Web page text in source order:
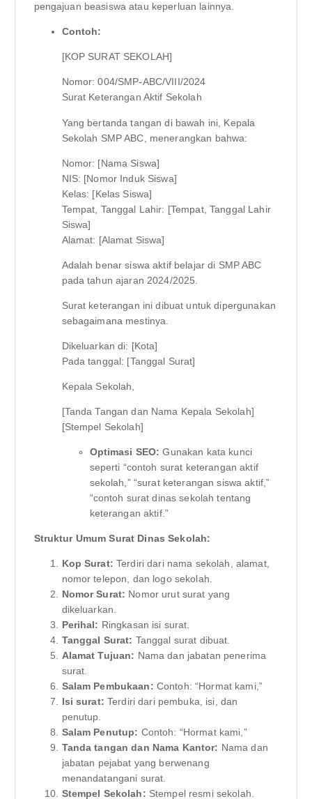
pengajuan beasiswa atau keperluan lainnya.
Contoh:
[KOP SURAT SEKOLAH]
Nomor: 004/SMP-ABC/VIII/2024
Surat Keterangan Aktif Sekolah
Yang bertanda tangan di bawah ini, Kepala
Sekolah SMP ABC, menerangkan bahwa:
Nomor: [Nama Siswa]
NIS: [Nomor Induk Siswa]
Kelas: [Kelas Siswa]
Tempat, Tanggal Lahir: [Tempat, Tanggal Lahir
Siswa]
Alamat: [Alamat Siswa]
Adalah benar siswa aktif belajar di SMP ABC
pada tahun ajaran 2024/2025.
Surat keterangan ini dibuat untuk dipergunakan
sebagaimana mestinya.
Dikeluarkan di: [Kota]
Pada tanggal: [Tanggal Surat]
Kepala Sekolah,
[Tanda Tangan dan Nama Kepala Sekolah]
[Stempel Sekolah]
Optimasi SEO: Gunakan kata kunci
seperti “contoh surat keterangan aktif
sekolah,” “surat keterangan siswa aktif,”
“contoh surat dinas sekolah tentang
keterangan aktif.”
Struktur Umum Surat Dinas Sekolah:
Kop Surat: Terdiri dari nama sekolah, alamat,
nomor telepon, dan logo sekolah.
Nomor Surat: Nomor urut surat yang
dikeluarkan.
Perihal: Ringkasan isi surat.
Tanggal Surat: Tanggal surat dibuat.
Alamat Tujuan: Nama dan jabatan penerima
surat.
Salam Pembukaan: Contoh: “Hormat kami,”
Isi surat: Terdiri dari pembuka, isi, dan
penutup.
Salam Penutup: Contoh: “Hormat kami,”
Tanda tangan dan Nama Kantor: Nama dan
jabatan pejabat yang berwenang
menandatangani surat.
Stempel Sekolah: Stempel resmi sekolah.